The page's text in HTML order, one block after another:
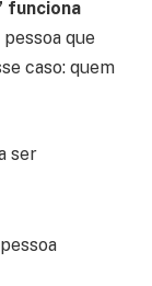
funciona
que
caso: quem
ser